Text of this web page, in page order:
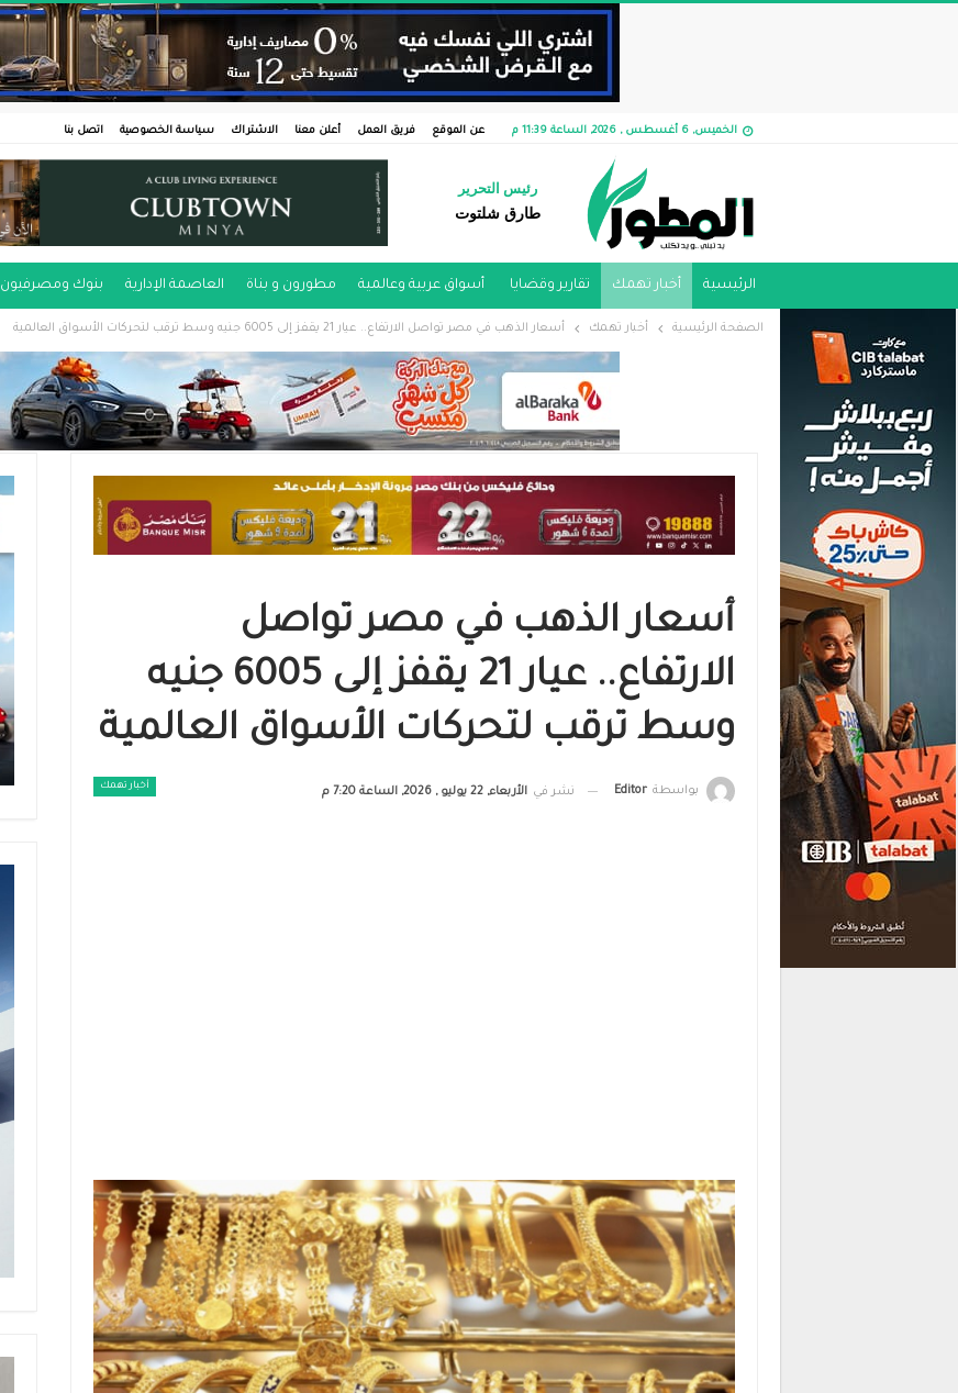
الخميس, 6 أغسطس , 2026, الساعة 11:39 م عن الموقع فريق العمل أعلن معنا الاشتراك سياسة الخصوصية اتصل بنا
رئيس التحرير
طارق شلتوت
الرئيسية أخبار تهمك تقارير وقضايا ​ أسواق عربية وعالمية مطورون و بناة العاصمة الإدارية بنوك ومصرفيون
الصفحة الرئيسية أخبار تهمك أسعار الذهب في مصر تواصل الارتفاع.. عيار 21 يقفز إلى 6005 جنيه وسط ترقب لتحركات الأسواق العالمية
أسعار الذهب في مصر تواصل
الارتفاع.. عيار 21 يقفز إلى 6005 جنيه
وسط ترقب لتحركات الأسواق العالمية
أخبار تهمك بواسطة Editor نشر في الأربعاء, 22 يوليو , 2026, الساعة 7:20 م